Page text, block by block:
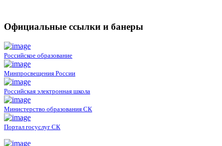
Официальные ссылки и банеры
Российское образование
Минпросвещения России
Российская электронная школа
Министерство образования СК
Портал госуслуг СК